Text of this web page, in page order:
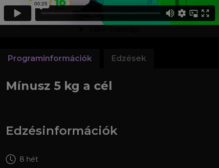
Programinformációk Edzések
Mínusz 5 kg a cél
Edzésinformációk
8 hét